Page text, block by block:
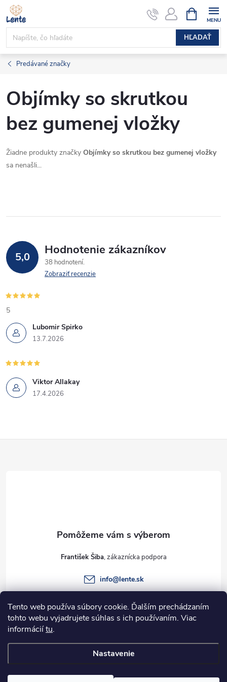
Tento web používa súbory cookie. Ďalším prechádzaním
tohto webu vyjadrujete súhlas s ich používaním. Viac
informáciítu.
Nastavenie
Prejsť
na
obsah
HĽADAŤ
KOŠÍK
Predávané značky
Objímky so skrutkou
bez gumenej vložky
Žiadne produkty značky Objímky so skrutkou bez gumenej vložky
sa nenašli...
5,0 Hodnotenie zákazníkov
38 hodnotení
Zobraziť recenzie
Lubomir Spirko
13.7.2026
5
Viktor Allakay
17.4.2026
e
František Šiba
info@lente.sk
Informácie pre vás
. Všetky práva vyhradené.